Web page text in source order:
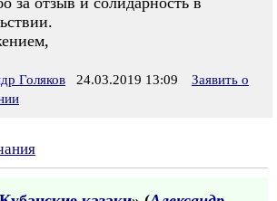
Голяков 24.03.2019 13:09
Заявить о